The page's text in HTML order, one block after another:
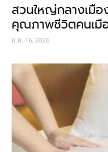
สวนใหญ่กลางเมื
คุณภาพชีวิตคนเมื
ก.ค. 16, 2026